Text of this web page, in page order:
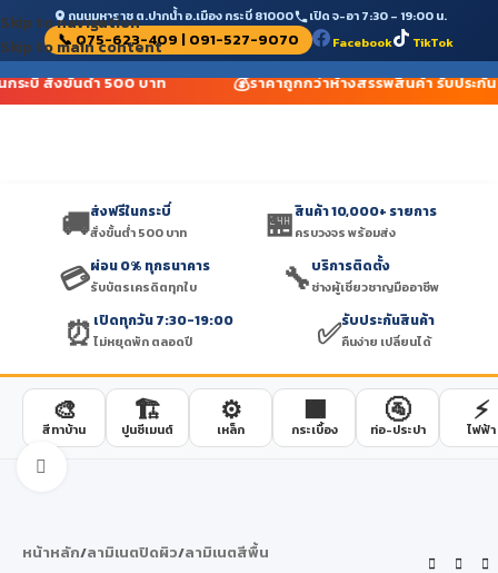
Skip to navigation
Skip to main content
ถนนมหาราช ต.ปากน้ำ อ.เมือง กระบี่ 81000 เปิด จ-อา 7:30 – 19:00 น.
📞 075-623-409 | 091-527-9070 Facebook TikTok
กระบี่ สั่งขั้นต่ำ 500 บาท 💰ราคาถูกกว่าห้างสรรพสินค้า รับประกัน
🚚ส่งฟรีในกระบี่
สั่งขั้นต่ำ 500 บาท 🏪สินค้า 10,000+ รายการ
ครบวงจร พร้อมส่ง
💳ผ่อน 0% ทุกธนาคาร
รับบัตรเครดิตทุกใบ 🔧บริการติดตั้ง
ช่างผู้เชี่ยวชาญมืออาชีพ
⏰ เปิดทุกวัน 7:30-19:00
ไม่หยุดพัก ตลอดปี ✅รับประกันสินค้า
คืนง่าย เปลี่ยนได้
🎨
สีทาบ้าน
🏗️
ปูนซีเมนต์
⚙️
เหล็ก
🟫
กระเบื้อง
🚰
ท่อ-ประปา
⚡
ไฟฟ้า
Click to enlarge
หน้าหลัก/ลามิเนตปิดผิว/ลามิเนตสีพื้น